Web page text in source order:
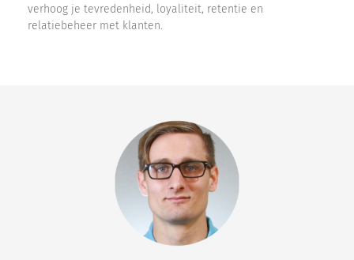
verhoog je tevredenheid, loyaliteit, retentie en
relatiebeheer met klanten.